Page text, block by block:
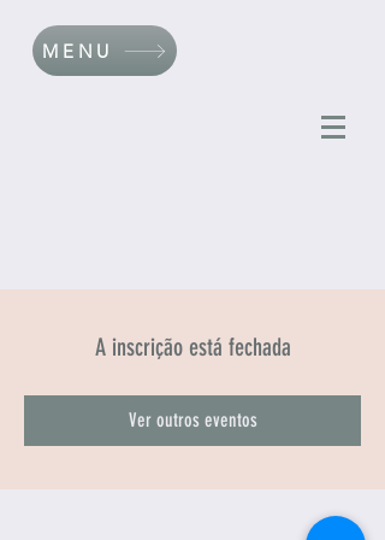
MENU
A inscrição está fechada
Ver outros eventos